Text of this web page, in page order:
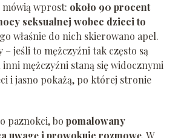
wprost: około 90 procent
seksualnej wobec dzieci to
właśnie do nich skierowano apel.
– jeśli to mężczyźni tak często są
mężczyźni staną się widocznymi
i jasno pokażą, po której stronie
paznokci, bo pomalowany